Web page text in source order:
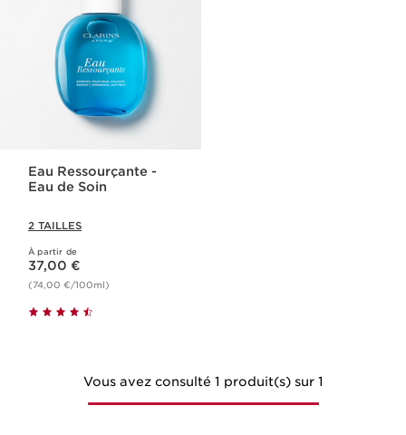
Eau Ressourçante -
Eau de Soin
2 TAILLES
À partir de
Nouveau prix 37,00 €
37,00 €
(74,00 €/100ml)
Vous avez consulté 1 produit(s) sur 1